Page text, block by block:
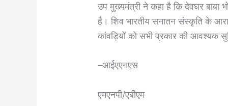
उप मुख्यमंत्री ने कहा है कि देवघर बाबा
है। शिव भारतीय सनातन संस्कृति के
कांवड़ियों को सभी प्रकार की आवश्यक
–आईएएनएस
एमएनपी/एबीएम